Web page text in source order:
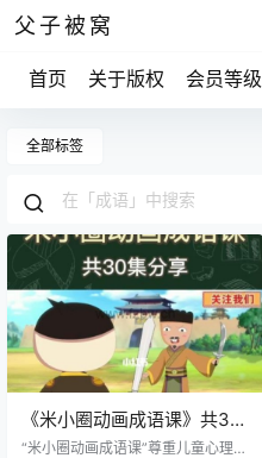
父子被窝
首页 关于版权 会员等级
全部标签
《米小圈动画成语课》共30
集 讲述爆笑成语故事
“米小圈动画成语课”尊重儿童心理特